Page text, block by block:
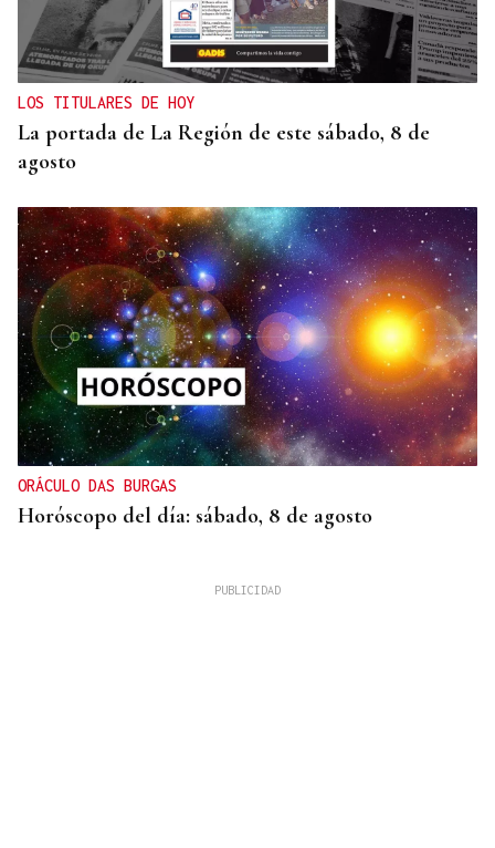
LOS TITULARES DE HOY
La portada de La Región de este sábado, 8 de
agosto
ORÁCULO DAS BURGAS
Horóscopo del día: sábado, 8 de agosto